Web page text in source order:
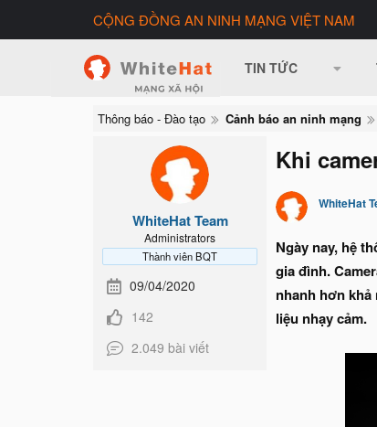
CỘNG ĐỒNG AN NINH MẠNG VIỆT NAM
TIN TỨC
Thông báo - Đào tạo Cảnh báo an ninh mạng
WhiteHat Team
Administrators
Thành viên BQT
09/04/2020
142
2.049 bài viết
Khi
WhiteHat
Ngày nay, hệ
gia đình.
nhanh hơn
liệu nhạy cảm.